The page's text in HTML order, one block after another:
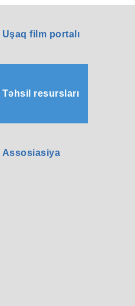
Uşaq film portalı
Təhsil resursları
Assosiasiya